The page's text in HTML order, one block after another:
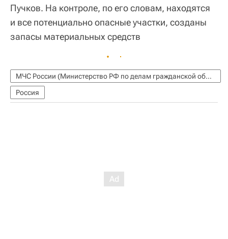
Пучков. На контроле, по его словам, находятся
и все потенциально опасные участки, созданы
запасы материальных средств
МЧС России (Министерство РФ по делам гражданской обороны, чрезвычайным ситуациям и ликвидации последствий стихийных бедствий)
Россия